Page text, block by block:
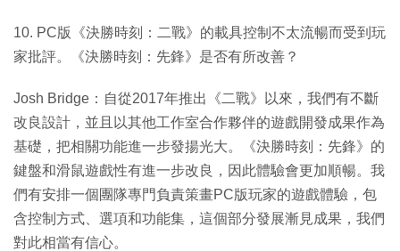
10. PC版《決勝時刻：二戰》的載具控制不太流暢而受到玩
家批評。《決勝時刻：先鋒》是否有所改善？
Josh Bridge：自從2017年推出《二戰》以來，我們有不斷
改良設計，並且以其他工作室合作夥伴的遊戲開發成果作為
基礎，把相關功能進一步發揚光大。《決勝時刻：先鋒》的
鍵盤和滑鼠遊戲性有進一步改良，因此體驗會更加順暢。我
們有安排一個團隊專門負責策畫PC版玩家的遊戲體驗，包
含控制方式、選項和功能集，這個部分發展漸見成果，我們
對此相當有信心。